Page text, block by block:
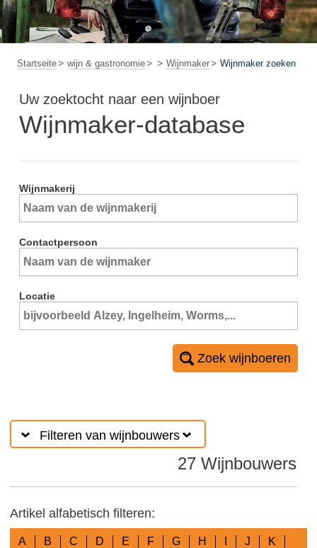
Startseite wijn & gastronomie Wijnmaker Wijnmaker zoeken
Uw zoektocht naar een wijnboer
Wijnmaker-database
Wijnmakerij
Contactpersoon
Locatie
Zoek wijnboeren
Filteren van wijnbouwers
27 Wijnbouwers
Artikel alfabetisch filteren:
A B C D E F G H J K